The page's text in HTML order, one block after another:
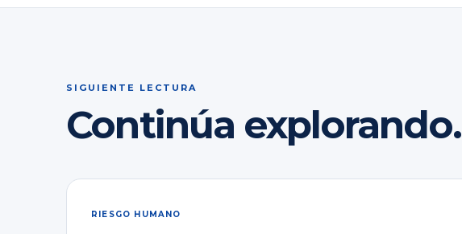
SIGUIENTE LECTURA
Continúa explorando.
RIESGO HUMANO